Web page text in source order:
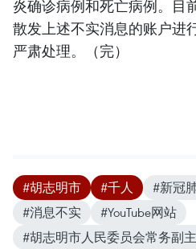
炎确诊病例和死亡病例。目
散发上述不实消息的账户进
严肃处理。（完）
#胡志明市 #千人 #新冠
#消息不实
#YouTube网站
#胡志明市人民委员会常务副